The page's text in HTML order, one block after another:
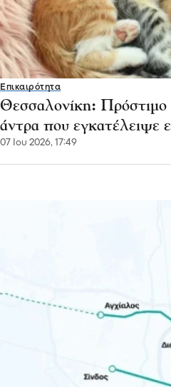
Επικαιρότητα
Θεσσαλονίκη: Πρόστιμο
άντρα που εγκατέλειψε
07 Ιου 2026, 17:49